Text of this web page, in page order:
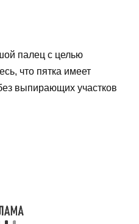
палец с целью
что пятка имеет
выпирающих участков